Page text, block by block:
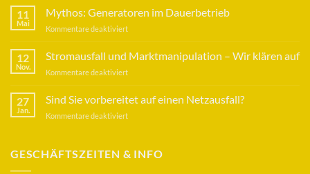
11
Mai
Mythos: Generatoren im Dauerbetrieb
Kommentare deaktiviertfür
Generatoren
im
Dauerbetrieb
12
Nov.
Stromausfall und Marktmanipulation – Wir klären auf
Kommentare deaktiviertfür
und
Marktmanipulation
–
auf
27
Jan.
Sind Sie vorbereitet auf einen Netzausfall?
Kommentare deaktiviertfür
vorbereitet
GESCHÄFTSZEITEN & INFO